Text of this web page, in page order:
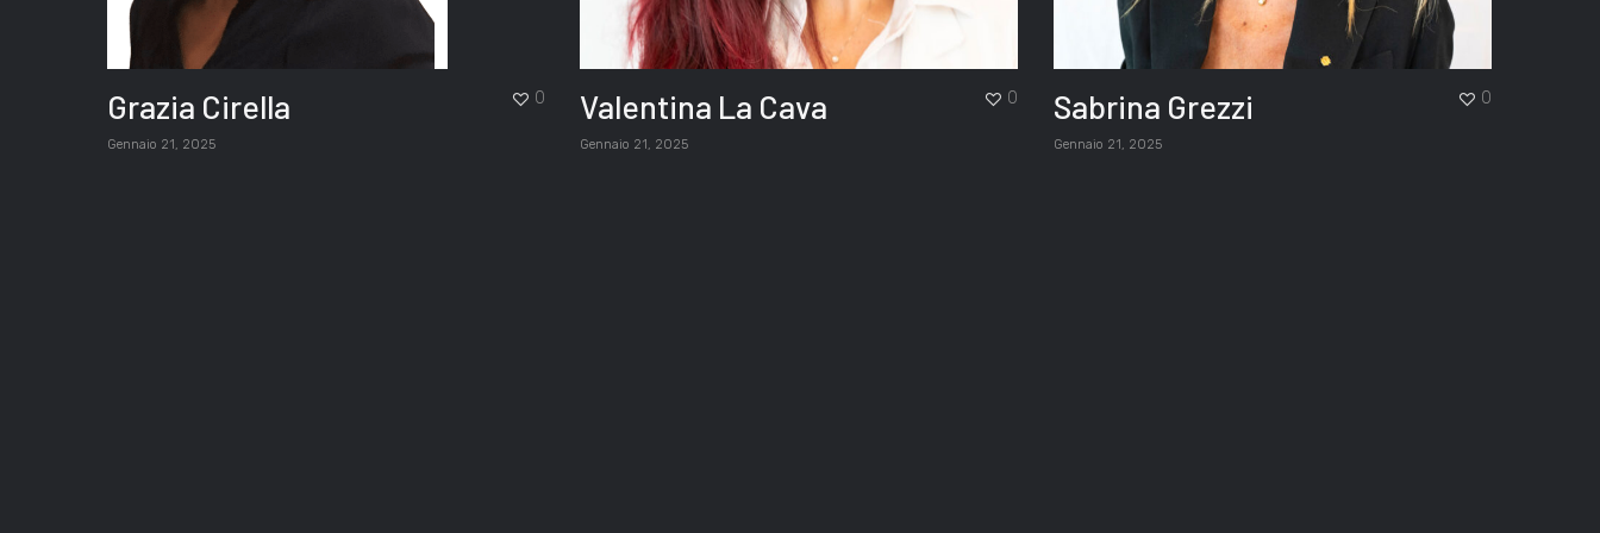
Grazia Cirella
Gennaio 21, 2025
0 Valentina La Cava
Gennaio 21, 2025
0 Sabrina Grezzi
Gennaio 21, 2025
0